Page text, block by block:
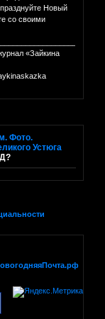
Новый
со своими
«Зайкина
Фото.
Устюга